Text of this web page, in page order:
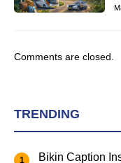
Comments are closed.
TRENDING
Bikin Caption